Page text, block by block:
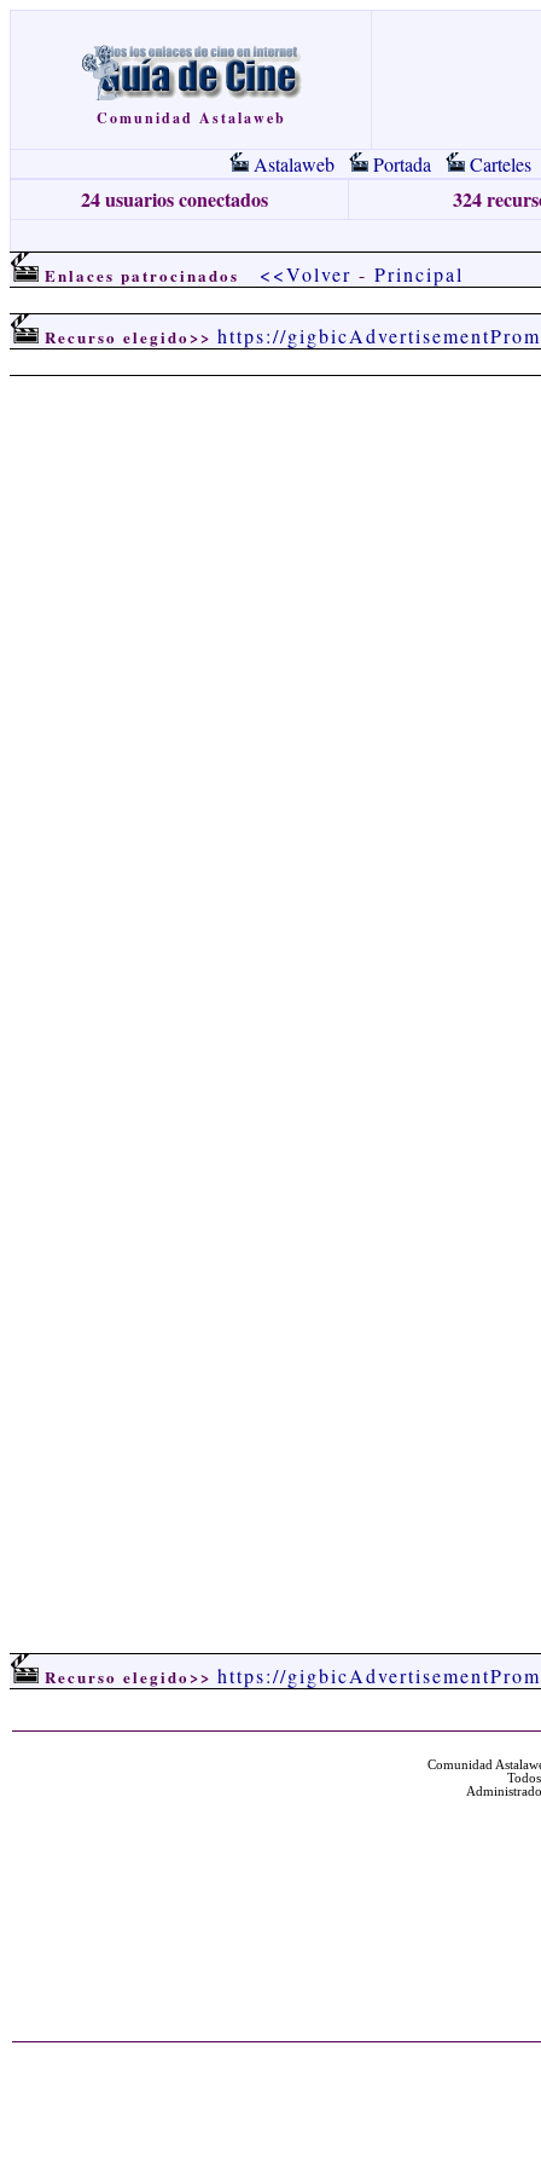
Comunidad Astalaweb
Astalaweb Portada Carteles
24 usuarios conectados 324
Enlaces patrocinados <<Volver - Principal
Recurso elegido>> https://
Recurso elegido>> https://
Comunidad